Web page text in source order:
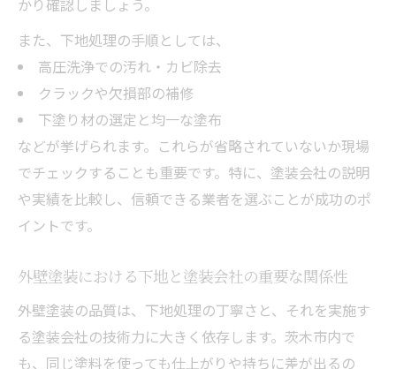
外壁塗装で下地とコストのバランスを取る
方法
外壁塗装会社選びは下地処理の説明で差が
つく
外壁塗装の下地品質を重視した賢い判断基
準
外壁塗装で後悔しないための下地チェック
法
また、下地処理の手順としては、
高圧洗浄での汚れ・カビ除去
クラックや欠損部の補修
下塗り材の選定と均一な塗布
などが挙げられます。これらが省略されていないか現場
でチェックすることも重要です。特に、塗装会社の説明
や実績を比較し、信頼できる業者を選ぶことが成功のポ
イントです。
外壁塗装における下地と塗装会社の重要な関係性
外壁塗装の品質は、下地処理の丁寧さと、それを実施す
る塗装会社の技術力に大きく依存します。茨木市内で
も、同じ塗料を使っても仕上がりや持ちに差が出るの